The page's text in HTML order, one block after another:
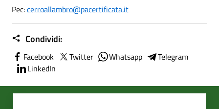
Pec:cerroallambro@pacertificata.it
Condividi:
Facebook Twitter Whatsapp
Telegram
LinkedIn